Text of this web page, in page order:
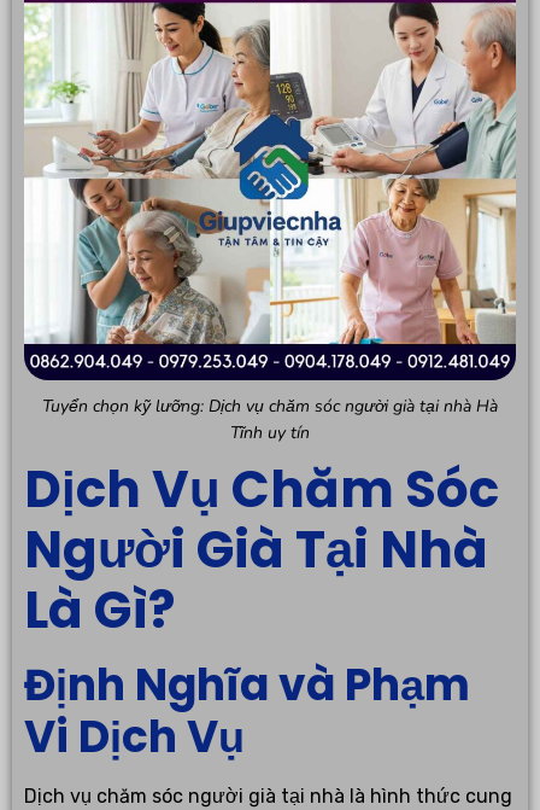
Tuyển chọn kỹ lưỡng: Dịch vụ chăm sóc người già tại nhà Hà
Tĩnh uy tín
Dịch Vụ Chăm Sóc
Người Già Tại Nhà
Là Gì?
Định Nghĩa và Phạm
Vi Dịch Vụ
Dịch vụ chăm sóc người già tại nhà là hình thức cung